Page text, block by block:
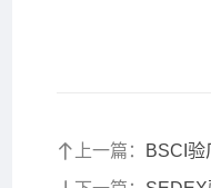
上一篇：
BSCI验